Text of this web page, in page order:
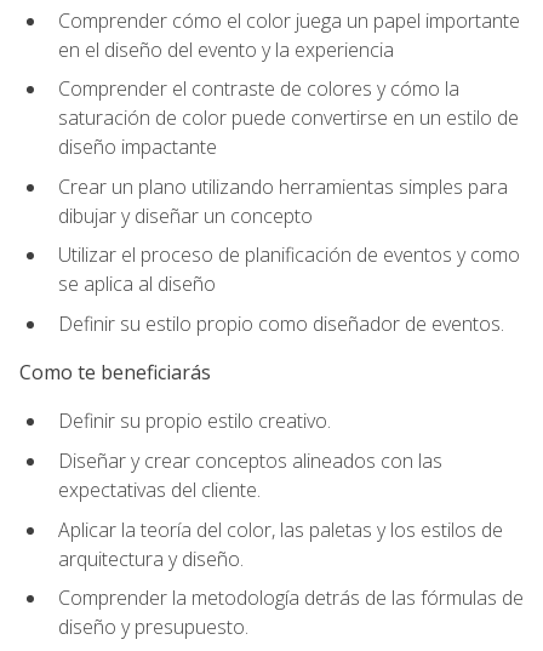
Comprender cómo el color juega un papel importante
en el diseño del evento y la experiencia
Comprender el contraste de colores y cómo la
saturación de color puede convertirse en un estilo de
diseño impactante
Crear un plano utilizando herramientas simples para
dibujar y diseñar un concepto
Utilizar el proceso de planificación de eventos y como
se aplica al diseño
Definir su estilo propio como diseñador de eventos.
Como te beneficiarás
Definir su propio estilo creativo.
Diseñar y crear conceptos alineados con las
expectativas del cliente.
Aplicar la teoría del color, las paletas y los estilos de
arquitectura y diseño.
Comprender la metodología detrás de las fórmulas de
diseño y presupuesto.